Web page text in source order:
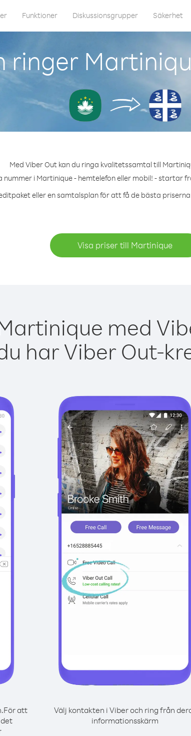
Funktioner Diskussionsgrupper Säkerhet
ringer
Med Viber Out kan du ringa kvalitetssamtal till
nummer i Martinique - hemtelefon eller mobil! - startar
eller en samtalsplan för att få de bästa
Visa priser till Martinique
med
har Viber Out-
För att
Välj kontakten i Viber och ring från
informationsskärm